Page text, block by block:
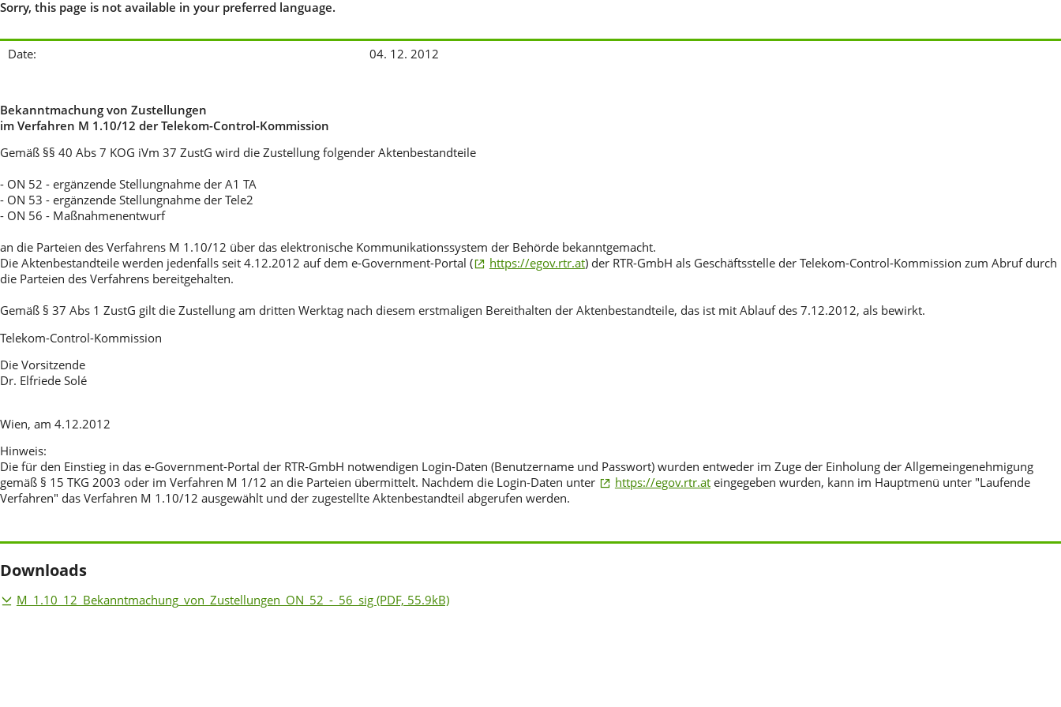
Sorry, this page is not available in your preferred language.
Date: 04. 12. 2012
Bekanntmachung von Zustellungen
im Verfahren M 1.10/12 der Telekom-Control-Kommission
Gemäß §§ 40 Abs 7 KOG iVm 37 ZustG wird die Zustellung folgender Aktenbestandteile
- ON 52 - ergänzende Stellungnahme der A1 TA
- ON 53 - ergänzende Stellungnahme der Tele2
- ON 56 - Maßnahmenentwurf
an die Parteien des Verfahrens M 1.10/12 über das elektronische Kommunikationssystem der Behörde bekanntgemacht.
Die Aktenbestandteile werden jedenfalls seit 4.12.2012 auf dem e-Government-Portal (
https://egov.rtr.at) der RTR-GmbH als Geschäftsstelle der Telekom-Control-Kommission zum Abruf durch
die Parteien des Verfahrens bereitgehalten.
Gemäß § 37 Abs 1 ZustG gilt die Zustellung am dritten Werktag nach diesem erstmaligen Bereithalten der Aktenbestandteile, das ist mit Ablauf des 7.12.2012, als bewirkt.
Telekom-Control-Kommission
Die Vorsitzende
Dr. Elfriede Solé
Wien, am 4.12.2012
Hinweis:
Die für den Einstieg in das e-Government-Portal der RTR-GmbH notwendigen Login-Daten (Benutzername und Passwort) wurden entweder im Zuge der Einholung der Allgemeingenehmigung
gemäß § 15 TKG 2003 oder im Verfahren M 1/12 an die Parteien übermittelt. Nachdem die Login-Daten unter
https://egov.rtr.ateingegeben wurden, kann im Hauptmenü unter "Laufende
Verfahren" das Verfahren M 1.10/12 ausgewählt und der zugestellte Aktenbestandteil abgerufen werden.
Downloads
M_1.10_12_Bekanntmachung_von_Zustellungen_ON_52_-_56_sig (PDF, 55.9kB)